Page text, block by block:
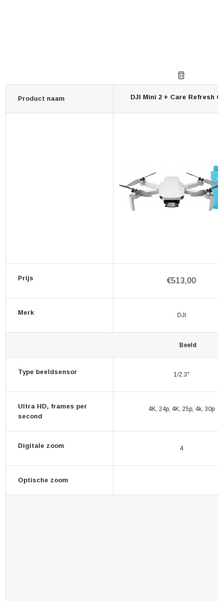
Product naam DJI Mini 2 + Care Refresh
Prijs €513,00
Merk DJI
Beeld
Type beeldsensor 1/2.3"
Ultra HD, frames per
second
4K, 24p, 4K, 25p, 4k, 30p
Digitale zoom 4
Optische zoom